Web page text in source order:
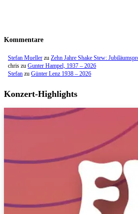
Kommentare
Stefan Mueller zu Zehn Jahre Shake Stew:
chris zu Gunter Hampel, 1937 – 2026
Stefan zu Günter Lenz 1938 – 2026
Konzert-Highlights